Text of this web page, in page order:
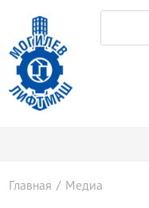
Главная / Медиа